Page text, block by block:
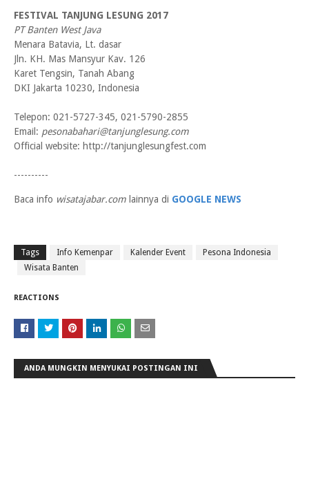
FESTIVAL TANJUNG LESUNG 2017
PT Banten West Java
Menara Batavia, Lt. dasar
Jln. KH. Mas Mansyur Kav. 126
Karet Tengsin, Tanah Abang
DKI Jakarta 10230, Indonesia
Telepon: 021-5727-345, 021-5790-2855
Email: pesonabahari@tanjunglesung.com
Official website: http://tanjunglesungfest.com
----------
Baca info wisatajabar.com lainnya di GOOGLE NEWS
Tags Info Kemenpar Kalender Event
Pesona Indonesia
Wisata Banten
REACTIONS
ANDA MUNGKIN MENYUKAI POSTINGAN INI